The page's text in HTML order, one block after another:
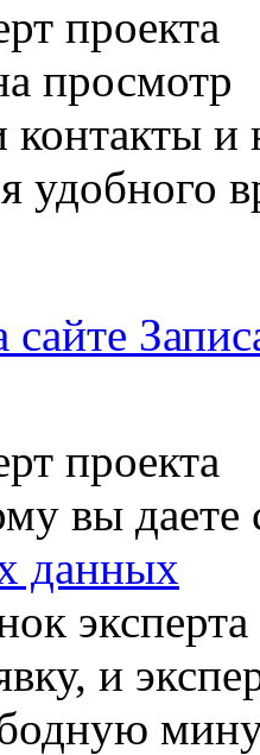
проекта
просмотр
и
удобного
сайте
проекта
вы даете
данных
эксперта
и